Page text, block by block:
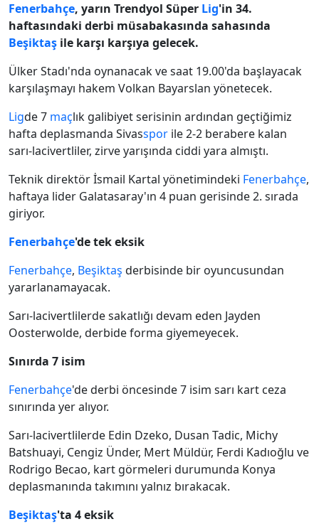
Fenerbahçe, yarın Trendyol Süper Lig'in 34.
haftasındaki derbi müsabakasında sahasında
Beşiktaş ile karşı karşıya gelecek.
Ülker Stadı'nda oynanacak ve saat 19.00'da başlayacak
karşılaşmayı hakem Volkan Bayarslan yönetecek.
Ligde 7 maçlık galibiyet serisinin ardından geçtiğimiz
hafta deplasmanda Sivasspor ile 2-2 berabere kalan
sarı-lacivertliler, zirve yarışında ciddi yara almıştı.
Teknik direktör İsmail Kartal yönetimindeki Fenerbahçe,
haftaya lider Galatasaray'ın 4 puan gerisinde 2. sırada
giriyor.
Fenerbahçe'de tek eksik
Fenerbahçe, Beşiktaş derbisinde bir oyuncusundan
yararlanamayacak.
Sarı-lacivertlilerde sakatlığı devam eden Jayden
Oosterwolde, derbide forma giyemeyecek.
Sınırda 7 isim
Fenerbahçe'de derbi öncesinde 7 isim sarı kart ceza
sınırında yer alıyor.
Sarı-lacivertlilerde Edin Dzeko, Dusan Tadic, Michy
Batshuayi, Cengiz Ünder, Mert Müldür, Ferdi Kadıoğlu ve
Rodrigo Becao, kart görmeleri durumunda Konya
deplasmanında takımını yalnız bırakacak.
Beşiktaş'ta 4 eksik